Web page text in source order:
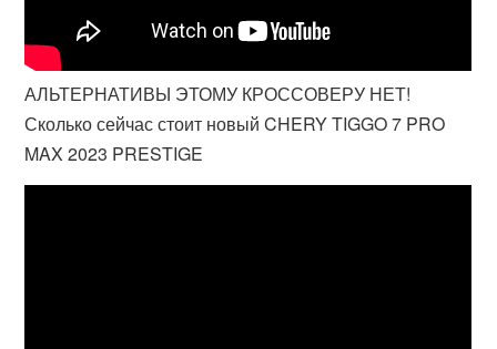
АЛЬТЕРНАТИВЫ ЭТОМУ КРОССОВЕРУ НЕТ!
Сколько сейчас стоит новый CHERY TIGGO 7 PRO
MAX 2023 PRESTIGE